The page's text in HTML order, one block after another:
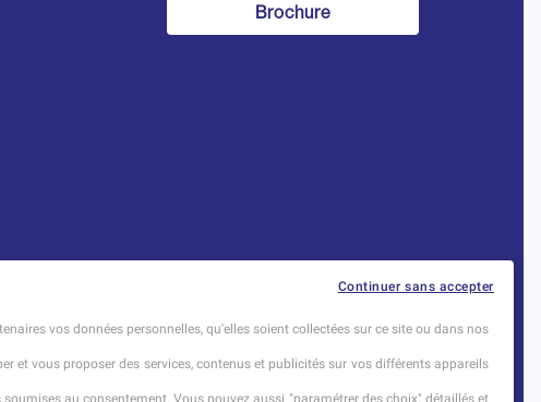
Brochure
Établissement d’Enseignement
Supérieur Technique Privé
Dernière mise à jour : Novembre 2025
Continuer sans accepter
vos données personnelles, qu'elles soient collectées sur ce site ou dans nos
et vous proposer des services, contenus et publicités sur vos différents appareils
au consentement. Vous pouvez aussi "paramétrer des choix" détaillés et